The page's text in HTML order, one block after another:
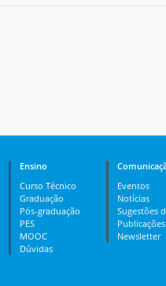
Ensino
Curso Técnico
Graduação
Pós-graduação
PES
MOOC
Dúvidas
Eventos
Notícias
Sugestões
Publicações
Newsletter